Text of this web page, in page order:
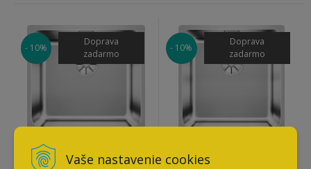
Vaše nastavenie cookies
- 10%
Doprava
zadarmo
Blanco SOLIS 450-IF leštená
nerez
- 10%
Doprava
zadarmo